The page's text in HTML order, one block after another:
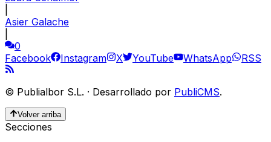
Asier Galache
0
Facebook
Instagram X YouTube WhatsApp RSS
© Publialbor S.L. · Desarrollado por PubliCMS.
Volver arriba
Secciones